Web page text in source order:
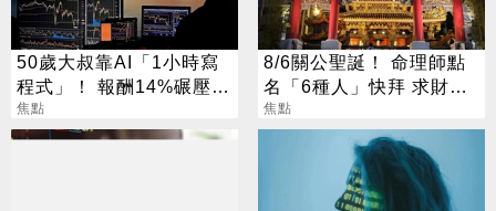
50歲大叔靠AI「1小時寫
程式」！ 報酬14%碾壓標
普 直接辭職去炒股
焦點
8/6關公聖誕！ 命理師點
名「6種人」快拜 求財求
職保平安
焦點